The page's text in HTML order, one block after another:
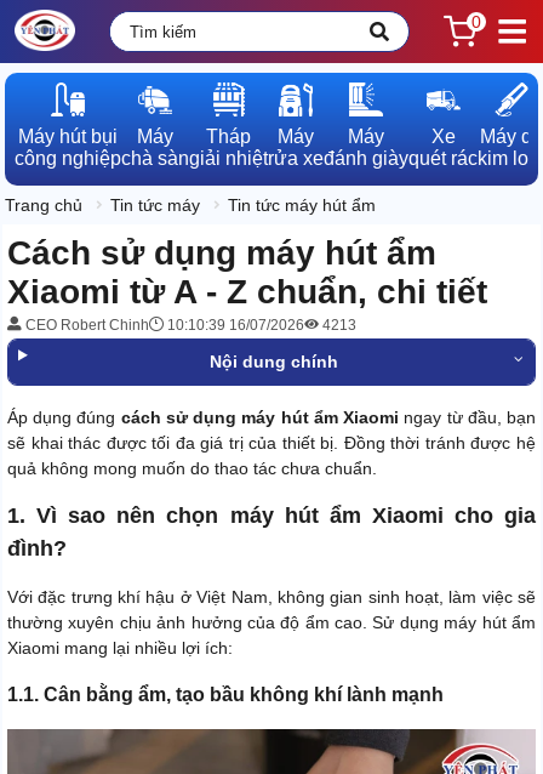
0
Máy hút bụi
công nghiệp
Máy
chà sàn
Tháp
giải nhiệt
Máy
rửa xe
Máy
đánh giày
Xe
quét rác
Máy dò
kim loại
Trang chủ Tin tức máy Tin tức máy hút ẩm
Cách sử dụng máy hút ẩm
Xiaomi từ A - Z chuẩn, chi tiết
CEO Robert Chinh 10:10:39 16/07/2026 4213
Nội dung chính
Áp dụng đúng cách sử dụng máy hút ẩm Xiaomi ngay từ đầu, bạn
sẽ khai thác được tối đa giá trị của thiết bị. Đồng thời tránh được hệ
quả không mong muốn do thao tác chưa chuẩn.
1. Vì sao nên chọn máy hút ẩm Xiaomi cho gia
đình?
Với đặc trưng khí hậu ở Việt Nam, không gian sinh hoạt, làm việc sẽ
thường xuyên chịu ảnh hưởng của độ ẩm cao. Sử dụng máy hút ẩm
Xiaomi mang lại nhiều lợi ích:
1.1. Cân bằng ẩm, tạo bầu không khí lành mạnh